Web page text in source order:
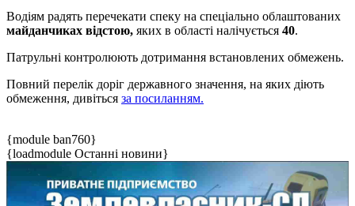
Водіям радять перечекати спеку на спеціально облаштованих
майданчиках відстою, яких в області налічується 40.
Патрульні контролюють дотримання встановлених обмежень.
Повний перелік доріг державного значення, на яких діють
обмеження, дивіться за посиланням.
{module ban760}
{loadmodule Останні новини}